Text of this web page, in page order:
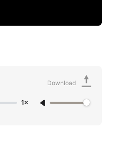
1×
Download